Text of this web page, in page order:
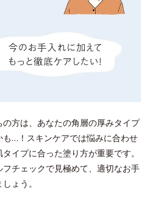
方は、あなたの角層の厚みタイプ
…！スキンケアでは悩みに合わせ
イプに合った塗り方が重要です。
チェックで見極めて、適切なお手
ょう。